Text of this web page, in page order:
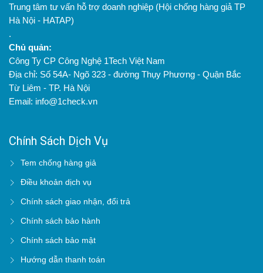
Trung tâm tư vấn hỗ trợ doanh nghiệp (Hội chống hàng giả TP
Hà Nội - HATAP)
.
Chủ quản:
Công Ty CP Công Nghệ 1Tech Việt Nam
Địa chỉ: Số 54A- Ngõ 323 - đường Thụy Phương - Quận Bắc
Từ Liêm - TP. Hà Nội
Email: info@1check.vn
Chính Sách Dịch Vụ
Tem chống hàng giả
Điều khoản dịch vụ
Chính sách giao nhận, đổi trả
Chính sách bảo hành
Chính sách bảo mật
Hướng dẫn thanh toán